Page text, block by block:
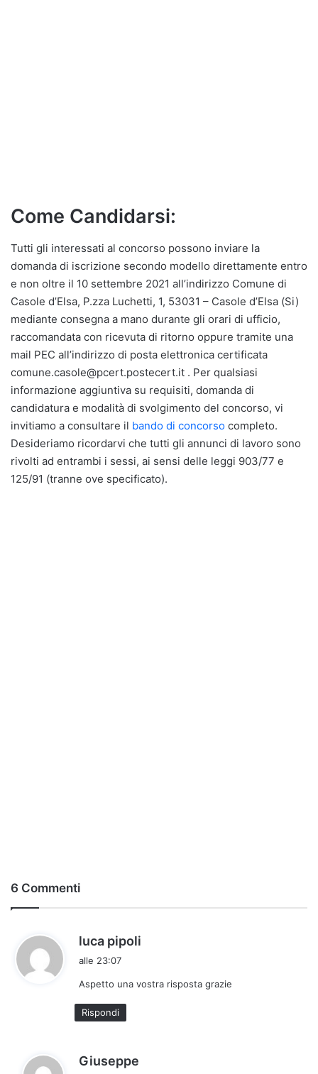
Come Candidarsi:
Tutti gli interessati al concorso possono inviare la
domanda di iscrizione secondo modello direttamente entro
e non oltre il 10 settembre 2021 all’indirizzo Comune di
Casole d’Elsa, P.zza Luchetti, 1, 53031 – Casole d’Elsa (Si)
mediante consegna a mano durante gli orari di ufficio,
raccomandata con ricevuta di ritorno oppure tramite una
mail PEC all’indirizzo di posta elettronica certificata
comune.casole@pcert.postecert.it . Per qualsiasi
informazione aggiuntiva su requisiti, domanda di
candidatura e modalità di svolgimento del concorso, vi
invitiamo a consultare il bando di concorso completo.
Desideriamo ricordarvi che tutti gli annunci di lavoro sono
rivolti ad entrambi i sessi, ai sensi delle leggi 903/77 e
125/91 (tranne ove specificato).
6 Commenti
luca pipoli
e
alle 23:07
Aspetto una vostra risposta grazie
Rispondi
Giuseppe